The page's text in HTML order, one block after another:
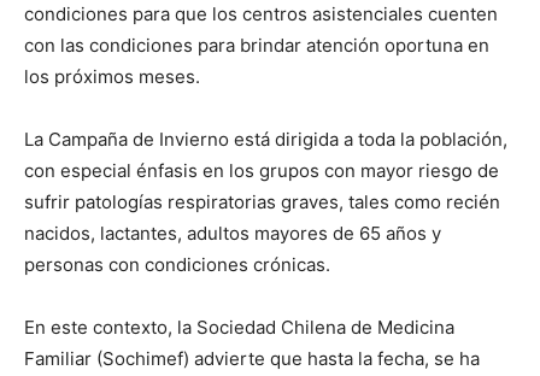
condiciones para que los centros asistenciales cuenten
con las condiciones para brindar atención oportuna en
los próximos meses.
La Campaña de Invierno está dirigida a toda la población,
con especial énfasis en los grupos con mayor riesgo de
sufrir patologías respiratorias graves, tales como recién
nacidos, lactantes, adultos mayores de 65 años y
personas con condiciones crónicas.
En este contexto, la Sociedad Chilena de Medicina
Familiar (Sochimef) advierte que hasta la fecha, se ha